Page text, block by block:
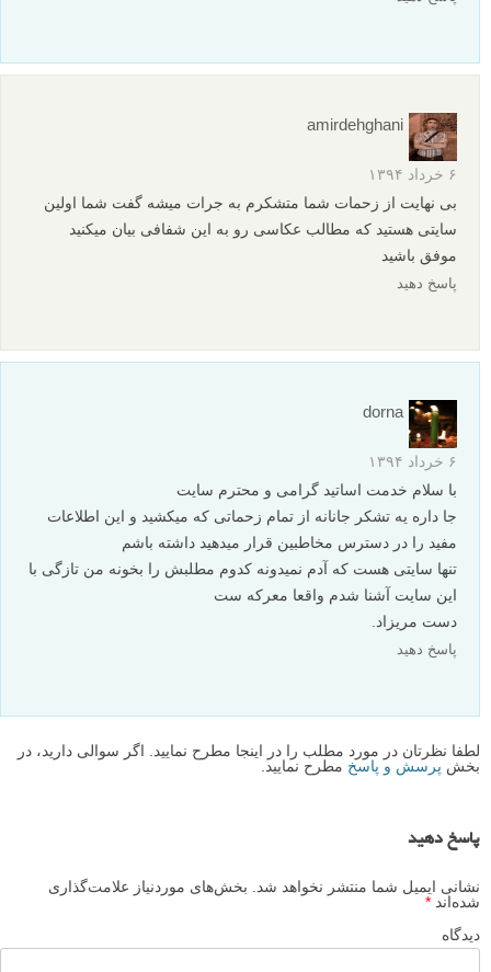
amirdehghani
۶ خرداد ۱۳۹۴
بی نهایت از زحمات شما متشکرم به جرات میشه گفت شما اولین
سایتی هستید که مطالب عکاسی رو به این شفافی بیان میکنید
موفق باشید
پاسخ دهید
dorna
۶ خرداد ۱۳۹۴
با سلام خدمت اساتید گرامی و محترم سایت
جا داره یه تشکر جانانه از تمام زحماتی که میکشید و این اطلاعات
مفید را در دسترس مخاطبین قرار میدهید داشته باشم
تنها سایتی هست که آدم نمیدونه کدوم مطلبش را بخونه من تازگی با
این سایت آشنا شدم واقعا معرکه ست
دست مریزاد.
پاسخ دهید
لطفا نظرتان در مورد مطلب را در اینجا مطرح نمایید. اگر سوالی دارید، در
بخش پرسش و پاسخ مطرح نمایید.
پاسخ دهید
نشانی ایمیل شما منتشر نخواهد شد.
بخش‌های موردنیاز علامت‌گذاری
شده‌اند *
دیدگاه